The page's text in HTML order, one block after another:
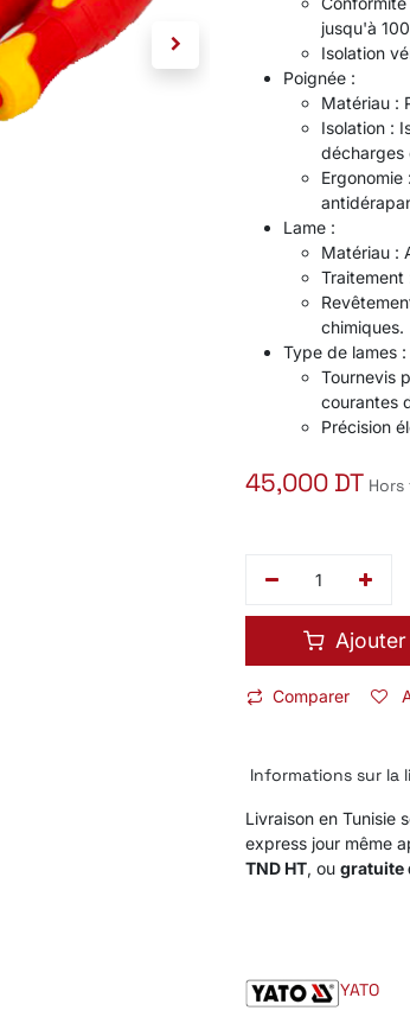
jusqu'à
Isolation
Poignée :
Matériau :
Isolation :
décharges
Lame :
Matériau :
Traitement
chimiques.
Type de lames :
Tournevis
courantes
Précision
45,000 DT
Comparer
Informations sur la
Livraison en Tunisie
express jour même
TND HT, ou gratuite
YATO